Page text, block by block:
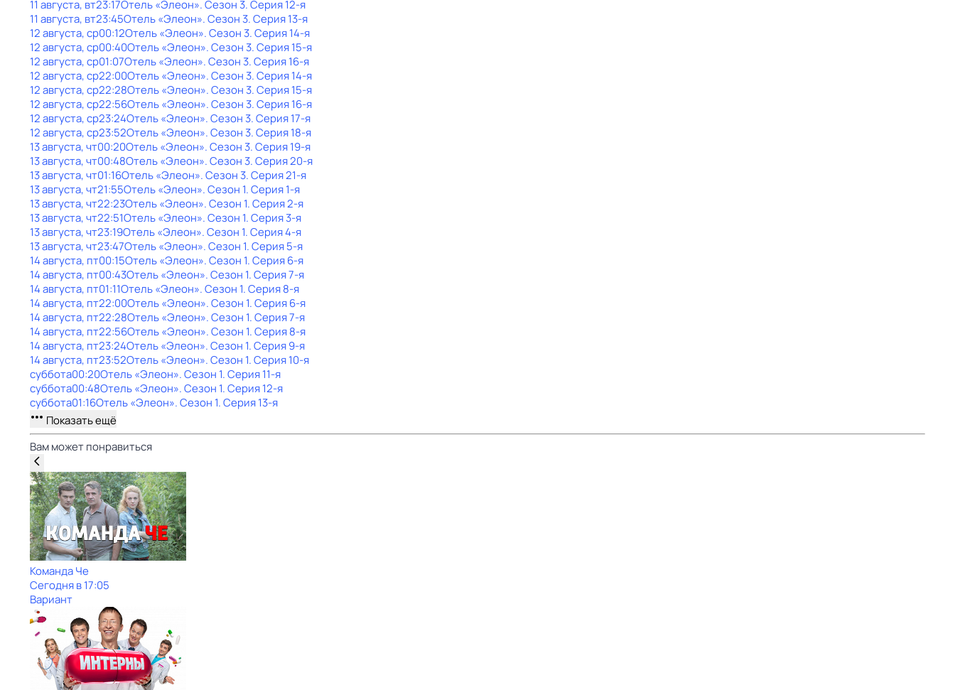
11 августа, вт23:17Отель «Элеон». Сезон 3. Серия 12-я
11 августа, вт23:45Отель «Элеон». Сезон 3. Серия 13-я
12 августа, ср00:12Отель «Элеон». Сезон 3. Серия 14-я
12 августа, ср00:40Отель «Элеон». Сезон 3. Серия 15-я
12 августа, ср01:07Отель «Элеон». Сезон 3. Серия 16-я
12 августа, ср22:00Отель «Элеон». Сезон 3. Серия 14-я
12 августа, ср22:28Отель «Элеон». Сезон 3. Серия 15-я
12 августа, ср22:56Отель «Элеон». Сезон 3. Серия 16-я
12 августа, ср23:24Отель «Элеон». Сезон 3. Серия 17-я
12 августа, ср23:52Отель «Элеон». Сезон 3. Серия 18-я
13 августа, чт00:20Отель «Элеон». Сезон 3. Серия 19-я
13 августа, чт00:48Отель «Элеон». Сезон 3. Серия 20-я
13 августа, чт01:16Отель «Элеон». Сезон 3. Серия 21-я
13 августа, чт21:55Отель «Элеон». Сезон 1. Серия 1-я
13 августа, чт22:23Отель «Элеон». Сезон 1. Серия 2-я
13 августа, чт22:51Отель «Элеон». Сезон 1. Серия 3-я
13 августа, чт23:19Отель «Элеон». Сезон 1. Серия 4-я
13 августа, чт23:47Отель «Элеон». Сезон 1. Серия 5-я
14 августа, пт00:15Отель «Элеон». Сезон 1. Серия 6-я
14 августа, пт00:43Отель «Элеон». Сезон 1. Серия 7-я
14 августа, пт01:11Отель «Элеон». Сезон 1. Серия 8-я
14 августа, пт22:00Отель «Элеон». Сезон 1. Серия 6-я
14 августа, пт22:28Отель «Элеон». Сезон 1. Серия 7-я
14 августа, пт22:56Отель «Элеон». Сезон 1. Серия 8-я
14 августа, пт23:24Отель «Элеон». Сезон 1. Серия 9-я
14 августа, пт23:52Отель «Элеон». Сезон 1. Серия 10-я
суббота00:20Отель «Элеон». Сезон 1. Серия 11-я
суббота00:48Отель «Элеон». Сезон 1. Серия 12-я
суббота01:16Отель «Элеон». Сезон 1. Серия 13-я
Показать ещё
Вам может понравиться
Команда Че
Сегодня в 17:05
Вариант